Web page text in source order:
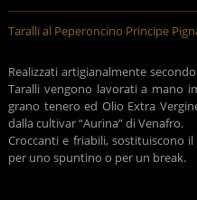
Taralli al Peperoncino Principe
Realizzati artigianalmente
Taralli vengono lavorati a mano
grano tenero ed Olio Extra
dalla cultivar “Aurina” di Venafro.
Croccanti e friabili, sostituiscono
per uno spuntino o per un break.